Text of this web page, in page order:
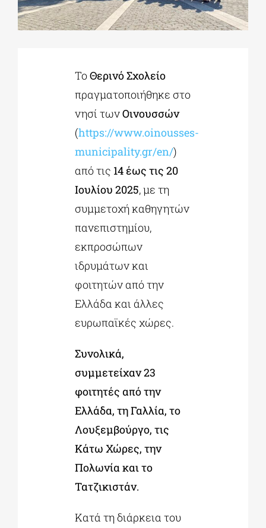
ΕΚΠΑΙΔΕΥΤΙΚΑ ΙΔΡΥΜΑΤΑ
ΠΟΛΙΤΙΣΤΙΚΟΙ ΦΟΡΕΙΣ
ΤοΘερινό Σχολείο
πραγματοποιήθηκε στο
νησί τωνΟινουσσών
(https://www.oinousses-
municipality.gr/en/)
από τις 14 έως τις 20
Ιουλίου 2025, με τη
συμμετοχή καθηγητών
πανεπιστημίου,
εκπροσώπων
ιδρυμάτων και
φοιτητών από την
Ελλάδα και άλλες
ευρωπαϊκές χώρες.
Συνολικά,
συμμετείχαν 23
φοιτητές από την
Ελλάδα, τη Γαλλία, το
Λουξεμβούργο, τις
Κάτω Χώρες, την
Πολωνία και το
Τατζικιστάν.
Κατά τη διάρκεια του